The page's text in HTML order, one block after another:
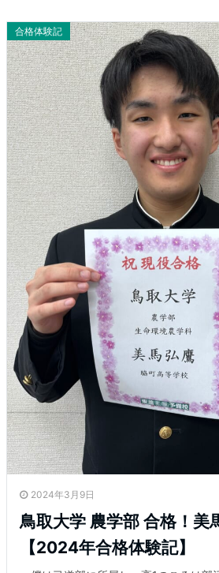
合格体験記
2024年3月9日
鳥取大学 農学部 合格！美
【2024年合格体験記】